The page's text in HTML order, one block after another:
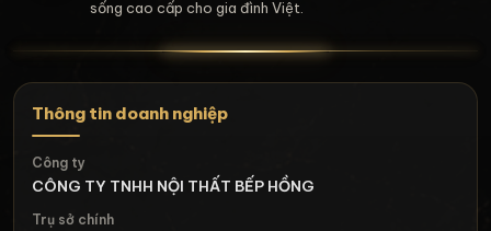
sống cao cấp cho gia đình Việt.
Thông tin doanh nghiệp
Công ty
CÔNG TY TNHH NỘI THẤT BẾP HỒNG
Trụ sở chính